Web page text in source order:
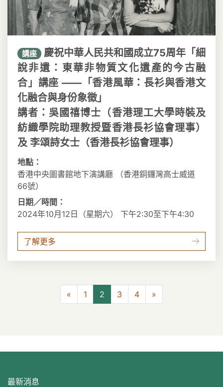
講座
慶祝中華人民共和國成立75周年「細
說非遺：東華非物質文化遺產的今古融
合」講座 ——「香港風華：長衫與香港文
化融合與身份象徵」
講者：吳國禧博士（香港理工大學時裝及
紡織學院助理教授暨香港長衫協會理事）
及 李頌詩女士（香港長衫協會理事）
地點：
香港中央圖書館地下演講廳 （香港銅鑼灣高士威道
66號）
日期／時間：
2024年10月12日（星期六） 下午2:30至下午4:30
了解更多
« 上一頁
1 2 3 4 »
最新消息